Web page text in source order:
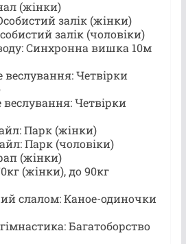
(жінки)
залік (жінки)
залік (чоловіки)
Синхронна вишка 10м
веслування: Четвірки
веслування: Четвірки
Парк (жінки)
Парк (чоловіки)
(жінки)
(жінки), до 90кг
слалом: Каное-одиночки
Багатоборство